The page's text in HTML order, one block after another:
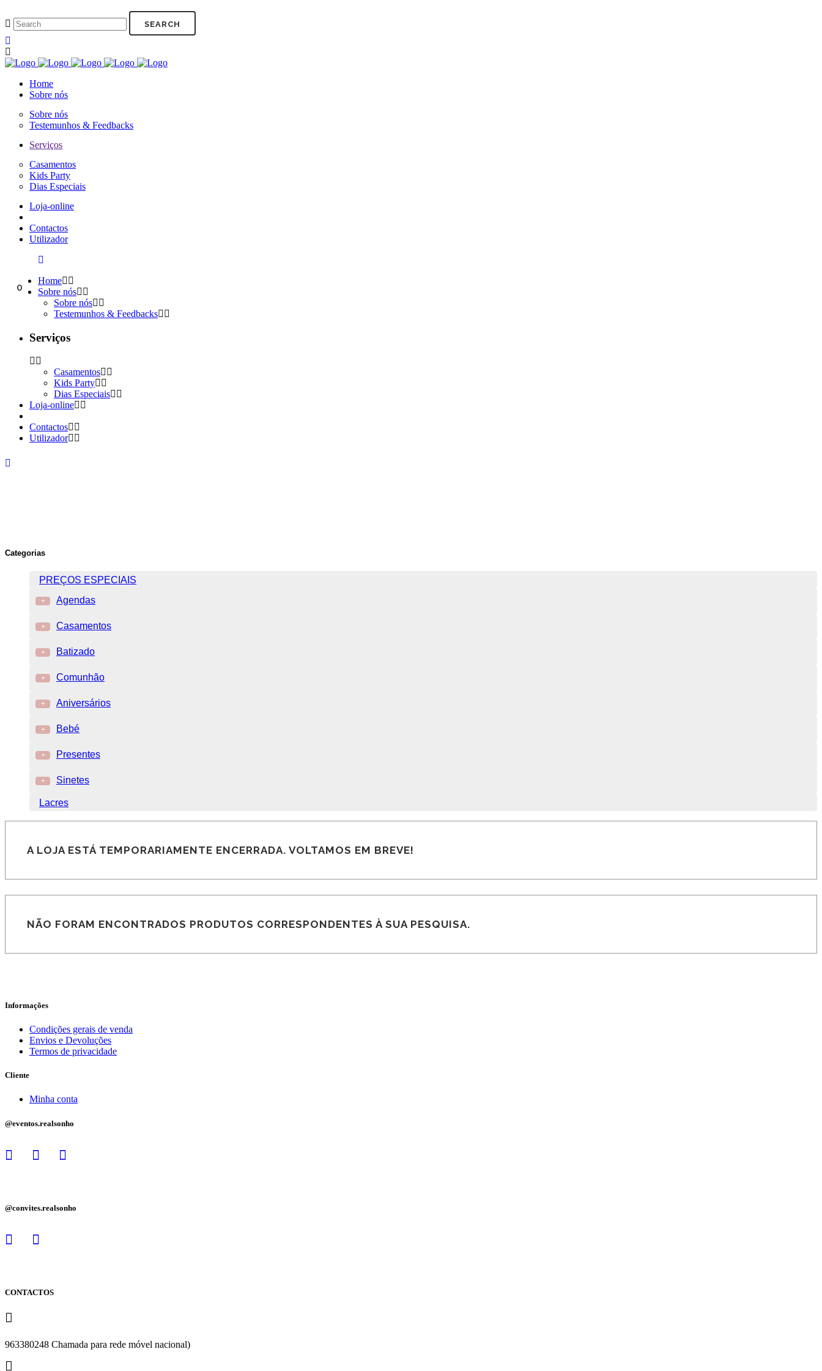
Home
Sobre nós
Sobre nós
Testemunhos & Feedbacks
Serviços
Casamentos
Kids Party
Dias Especiais
Loja-online
Contactos
Utilizador
0
Home
Sobre nós
Sobre nós
Testemunhos & Feedbacks
Serviços
Casamentos
Kids Party
Dias Especiais
Loja-online
Contactos
Utilizador
Categorias
PREÇOS ESPECIAIS
+ Agendas
+ Casamentos
+ Batizado
+ Comunhão
+ Aniversários
+ Bebé
+ Presentes
+ Sinetes
Lacres
A LOJA ESTÁ TEMPORARIAMENTE ENCERRADA. VOLTAMOS EM BREVE!
NÃO FORAM ENCONTRADOS PRODUTOS CORRESPONDENTES À SUA PESQUISA.
Informações
Condições gerais de venda
Envios e Devoluções
Termos de privacidade
Cliente
Minha conta
@eventos.realsonho
@convites.realsonho
CONTACTOS
963380248 Chamada para rede móvel nacional)